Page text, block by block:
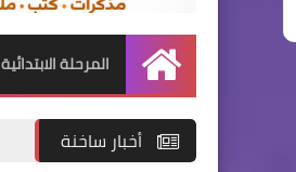
الرئيسية
المرحلة الابتدائية
أخبار ساخنة